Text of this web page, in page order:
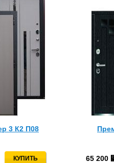
3 К2 П08
65 200